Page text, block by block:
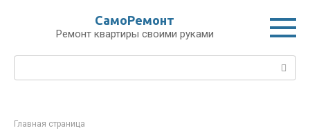
СамоРемонт
Ремонт квартиры своими руками
Поиск:
Главная страница